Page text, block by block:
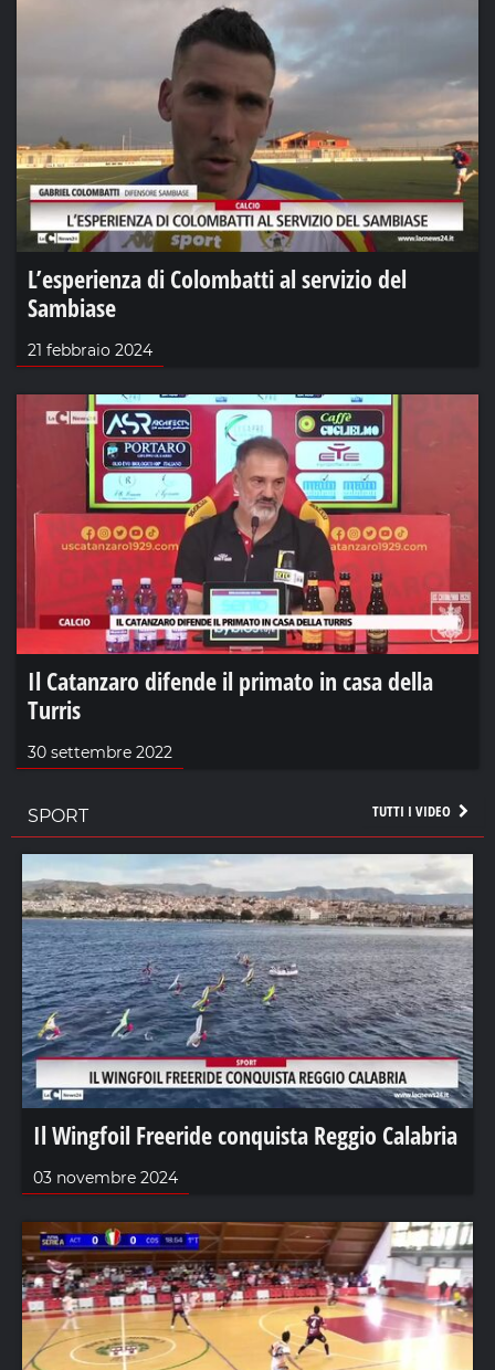
L’esperienza di Colombatti al servizio del
Sambiase
21 febbraio 2024
Il Catanzaro difende il primato in casa della
Turris
30 settembre 2022
TUTTI I VIDEO
SPORT
Il Wingfoil Freeride conquista Reggio Calabria
03 novembre 2024